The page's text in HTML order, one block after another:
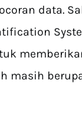
data.
masih